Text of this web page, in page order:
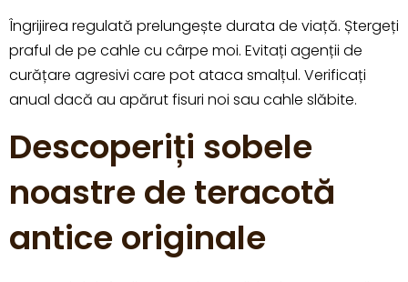
Îngrijirea regulată prelungește durata de viață. Ștergeți
praful de pe cahle cu cârpe moi. Evitați agenții de
curățare agresivi care pot ataca smalțul. Verificați
anual dacă au apărut fisuri noi sau cahle slăbite.
Descoperiți sobele
noastre de teracotă
antice originale